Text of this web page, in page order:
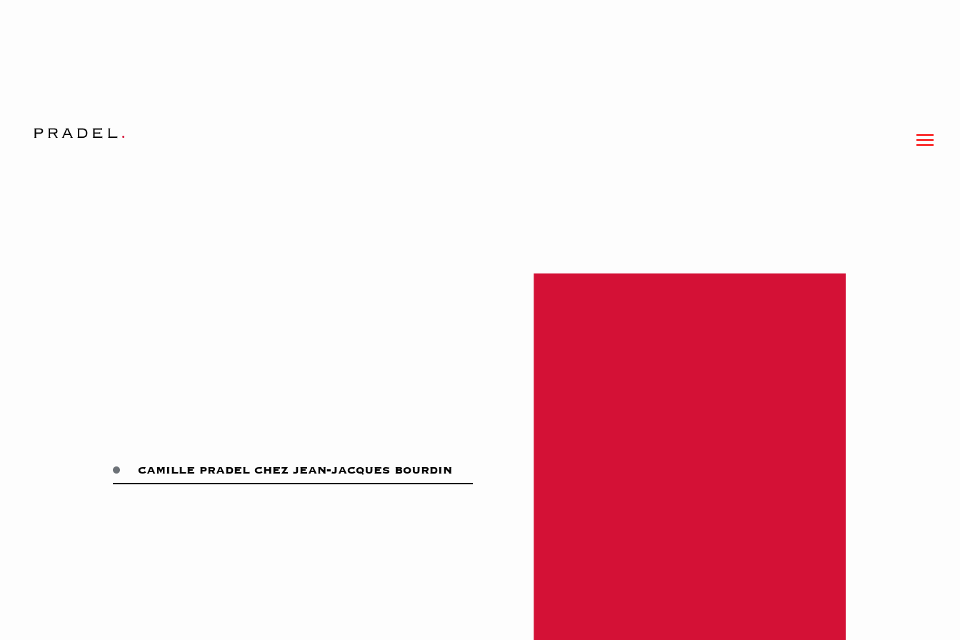
camille pradel chez jean-jacques bourdin